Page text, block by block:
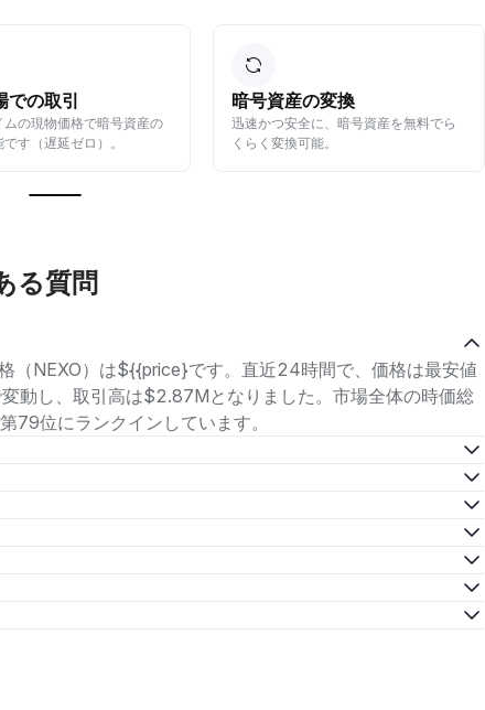
の取引
ムの現物価格で暗号資産の
す（遅延ゼロ）。
暗号資産の変換
迅速かつ安全に、暗号資産を無料でら
くらく変換可能。
る質問
（NEXO）は${{price}です。直近24時間で、価格は最安値
し、取引高は$2.87Mとなりました。市場全体の時価総
79位にランクインしています。